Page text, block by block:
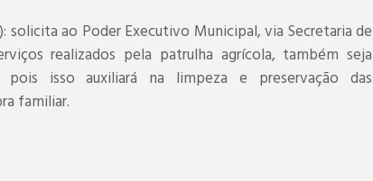
solicita ao Poder Executivo Municipal, via Secretaria de
realizados pela patrulha agrícola, também seja
pois isso auxiliará na limpeza e preservação das
familiar.